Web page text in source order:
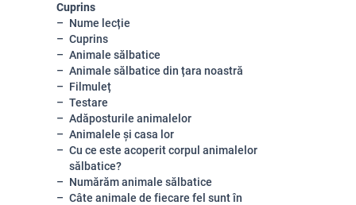
Cuprins
Nume lecție
Cuprins
Animale sălbatice
Animale sălbatice din țara noastră
Filmuleț
Testare
Adăposturile animalelor
Animalele și casa lor
Cu ce este acoperit corpul animalelor
sălbatice?
Numărăm animale sălbatice
Câte animale de fiecare fel sunt în